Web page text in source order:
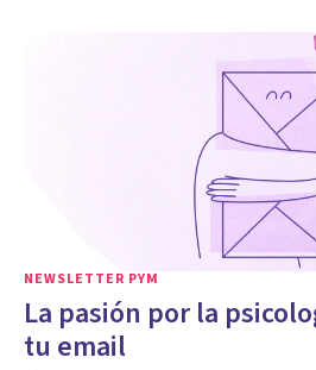
NEWSLETTER PYM
La pasión por la
tu email